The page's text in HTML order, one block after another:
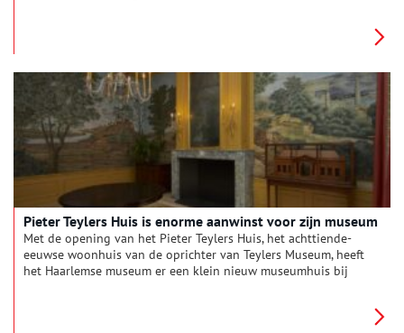
Pieter Teylers Huis is enorme aanwinst voor zijn museum
Met de opening van het Pieter Teylers Huis, het achttiende-
eeuwse woonhuis van de oprichter van Teylers Museum, heeft
het Haarlemse museum er een klein nieuw museumhuis bij